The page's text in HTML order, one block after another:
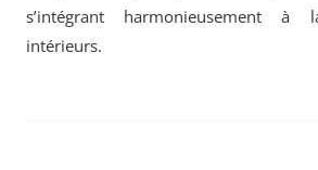
s’intégrant harmonieusement
intérieurs.